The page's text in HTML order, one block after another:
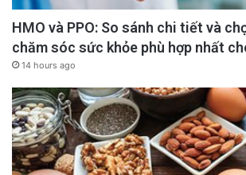
HMO và PPO: So sánh chi tiết và
chăm sóc sức khỏe phù hợp nhất
14 hours ago